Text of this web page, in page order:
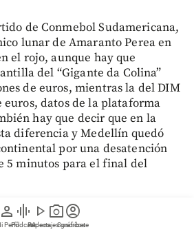
person
Perfil
graphic_eq
Pódcast
play_arrow
Videos
photo_camera
Reportajes gráficos
account_circle
Suscríbete
de Conmebol Sudamericana,
lunar de Amaranto Perea en
el rojo, aunque hay que
del “Gigante da Colina”
de euros, mientras la del DIM
euros, datos de la plataforma
hay que decir que en la
diferencia y Medellín quedó
por una desatención
5 minutos para el final del
el rojo?